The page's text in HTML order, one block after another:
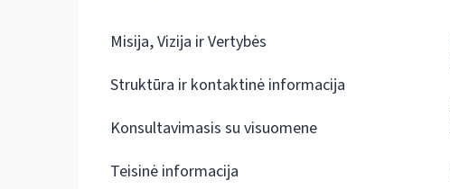
Misija, Vizija ir Vertybės
Struktūra ir kontaktinė informacija
Konsultavimasis su visuomene
Teisinė informacija